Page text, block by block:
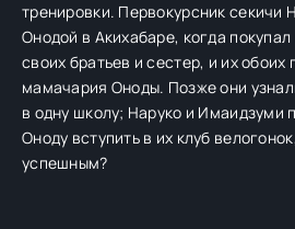
тренировки. Первокурсник секичи
Онодой в Акихабаре, когда
своих братьев и сестер, и их обоих
мамачария Оноды. Позже они
в одну школу; Наруко и Имаидзуми
Оноду вступить в их клуб
успешным?